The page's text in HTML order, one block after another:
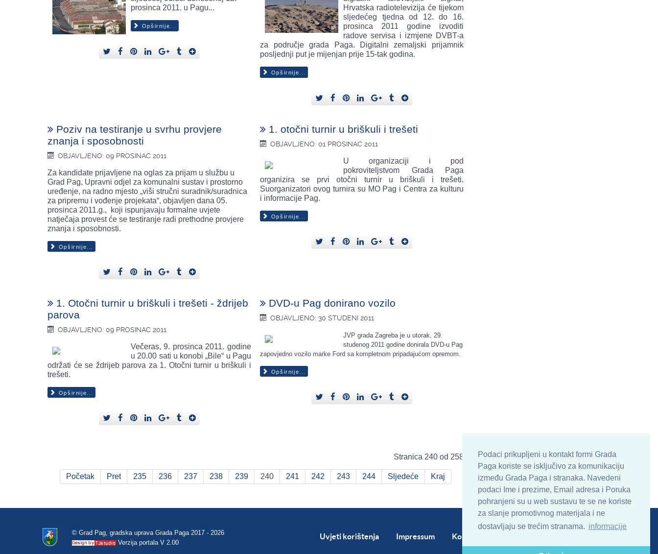
Podaci prikupljeni u kontakt formi Grada
Paga koriste se isključivo za komunikaciju
između Grada Paga i stranaka. Navedeni
podaci Ime i prezime, Email adresa i Poruka
pohranjeni su u web sustavu te se ne koriste
za slanje promotivnog materijala i ne
dostavljaju se trećim stranama. informacije
prosinca 2011. u Pagu...
Opširnije...
Hrvatska radiotelevizija će tijekom
sljedećeg tjedna od 12. do 16.
prosinca 2011 godine izvoditi
radove servisa i izmjene DVBT-a
za područje grada Paga. Digitalni zemaljski prijamnik
posljednji put je mijenjan prije 15-tak godina.
Opširnije...
Poziv na testiranje u svrhu provjere
znanja i sposobnosti
OBJAVLJENO: 09 PROSINAC 2011
Za kandidate prijavljene na oglas za prijam u službu u
Grad Pag, Upravni odjel za komunalni sustav i prostorno
uređenje, na radno mjesto „viši stručni suradnik/suradnica
za pripremu i vođenje projekata“, objavljen dana 05.
prosinca 2011.g., koji ispunjavaju formalne uvjete
natječaja provest će se testiranje radi prethodne provjere
znanja i sposobnosti.
Opširnije...
1. otočni turnir u briškuli i trešeti
OBJAVLJENO: 01 PROSINAC 2011
U organizaciji i pod
pokroviteljstvom Grada Paga
organizira se prvi otočni turnir u briškuli i trešeti.
Suorganizatori ovog turnira su MO Pag i Centra za kulturu
i informacije Pag.
Opširnije...
1. Otočni turnir u briškuli i trešeti - ždrijeb
parova
OBJAVLJENO: 09 PROSINAC 2011
Večeras, 9. prosinca 2011. godine
u 20.00 sati u konobi „Bile“ u Pagu
održati će se ždrijeb parova za 1. Otočni turnir u briškuli i
trešeti.
Opširnije...
DVD-u Pag donirano vozilo
OBJAVLJENO: 30 STUDENI 2011
JVP grada Zagreba je u utorak, 29.
studenog 2011 godine donirala DVD-u Pag
zapovjedno vozilo marke Ford sa kompletnom pripadajućom opremom.
Opširnije...
Stranica 240 od 258
Početak Pret 235 236 237 238 239 240 241 242 243 244 Sljedeće Kraj
© Grad Pag, gradska uprava Grada Paga 2017 - 2026
Verzija portala V 2.00
Uvjeti korištenja Impressum Kontakt